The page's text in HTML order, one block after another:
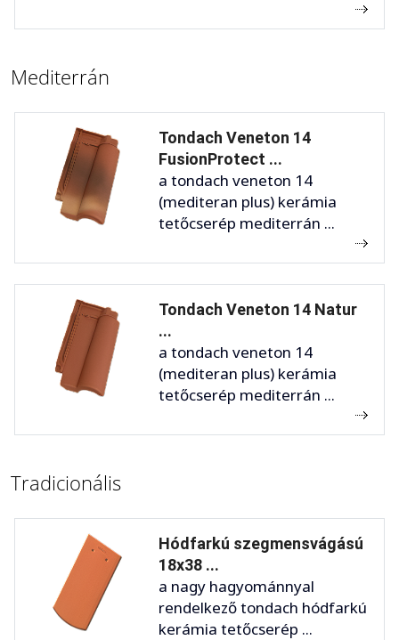
Mediterrán
Tondach Veneton 14
FusionProtect ...
a tondach veneton 14
(mediteran plus) kerámia
tetőcserép mediterrán ...
Tondach Veneton 14 Natur
...
a tondach veneton 14
(mediteran plus) kerámia
tetőcserép mediterrán ...
Tradicionális
Hódfarkú szegmensvágású
18x38 ...
a nagy hagyománnyal
rendelkező tondach hódfarkú
kerámia tetőcserép ...